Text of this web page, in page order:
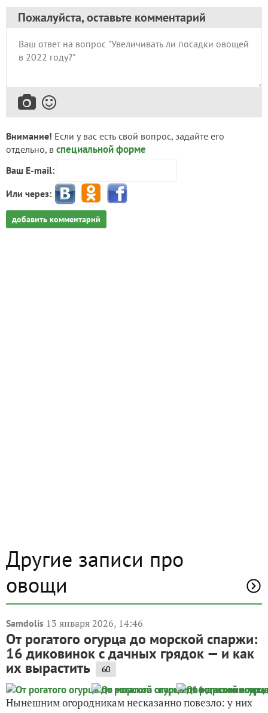
Пожалуйста, оставьте комментарий
Внимание! Если у вас есть свой вопрос, задайте его
отдельно, в специальной форме
Ваш E-mail:
Или через:
добавить комментарий
Другие записи про
овощи
Samdolis 13 января 2026, 14:46
От рогатого огурца до морской спаржи:
16 диковинок с дачных грядок — и как
их вырастить 60
Нынешним огородникам несказанно повезло: у них